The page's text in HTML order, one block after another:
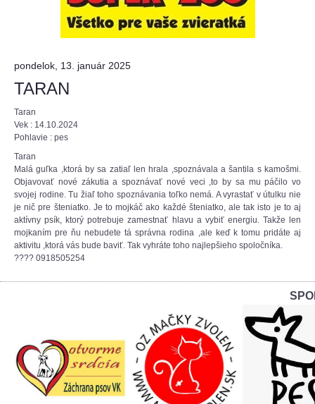
pondelok, 13. január 2025
TARAN
Taran
Vek : 14.10.2024
Pohlavie : pes
Taran
Malá guľka ,ktorá by sa zatiaľ len hrala ,spoznávala a šantila s kamošmi.
Objavovať nové zákutia a spoznávať nové veci ,to by sa mu páčilo vo
svojej rodine. Tu žiaľ toho spoznávania toľko nemá. A vyrastať v útulku nie
je nič pre šteniatko. Je to mojkáč ako každé šteniatko, ale tak isto je to aj
aktívny psík, ktorý potrebuje zamestnať hlavu a vybiť energiu. Takže len
mojkaním pre ňu nebudete tá správna rodina ,ale keď k tomu pridáte aj
aktivitu ,ktorá vás bude baviť. Tak vyhráte toho najlepšieho spoločníka.
???? 0918505254